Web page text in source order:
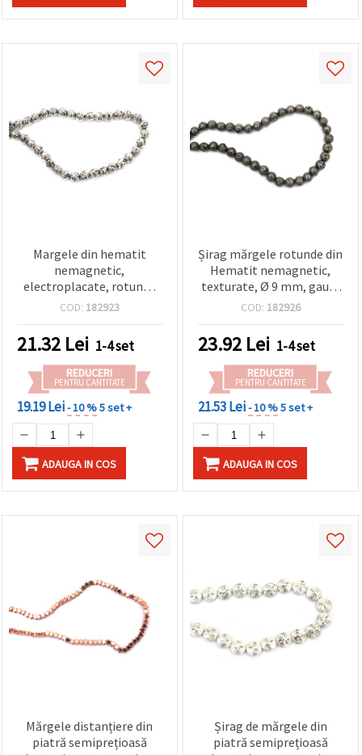
Margele din hematit
nemagnetic,
electroplacate, rotunde
texturate 9 mm, orificiu 1
buc/șirag — piatră
semiprețioasă pentru
bijuterii DIY/handmade,
brățări și coliere
COD: 182923
21.32 Lei 1-4 set
REDUCERI
PENTRU CANTITATE
19.19 Lei- 10 %5 set +
ADAUGA IN COS
Șirag mărgele rotunde din
Hematit nemagnetic,
texturate, Ø 9 mm, gaură
1 mm, cca 48 buc. – piatră
metalic pentru bijuterii
handmade și DIY
COD: 182926
23.92 Lei 1-4 set
REDUCERI
PENTRU CANTITATE
21.53 Lei- 10 %5 set +
ADAUGA IN COS
Mărgele distanțiere din
piatră semiprețioasă
Șirag de mărgele din
piatră semiprețioasă